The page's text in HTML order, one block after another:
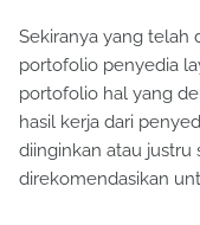
Sekiranya yang telah
portofolio penyedia
portofolio hal yang
hasil kerja dari
diinginkan atau justru
direkomendasikan